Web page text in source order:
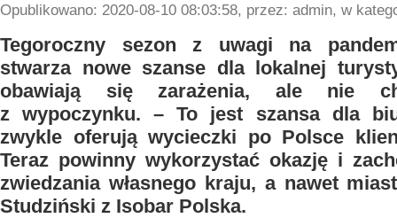
Opublikowano: 2020-08-10 08:03:58, przez: admin, w
Tegoroczny sezon z uwagi na
stwarza nowe szanse dla lokalnej
obawiają się zarażenia, ale nie
z wypoczynku. – To jest szansa dla
zwykle oferują wycieczki po Polsce
Teraz powinny wykorzystać okazję i
zwiedzania własnego kraju, a nawet
Studziński z Isobar Polska.